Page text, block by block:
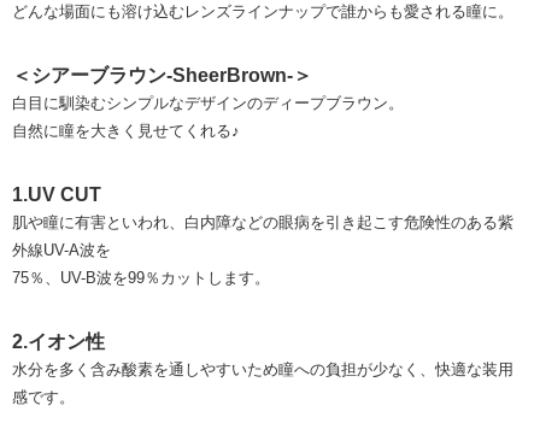
どんな場面にも溶け込むレンズラインナップで誰からも愛される瞳に。
＜シアーブラウン-SheerBrown-＞
白目に馴染むシンプルなデザインのディープブラウン。
自然に瞳を大きく見せてくれる♪
1.UV CUT
肌や瞳に有害といわれ、白内障などの眼病を引き起こす危険性のある紫
外線UV-A波を
75％、UV-B波を99％カットします。
2.イオン性
水分を多く含み酸素を通しやすいため瞳への負担が少なく、快適な装用
感です。